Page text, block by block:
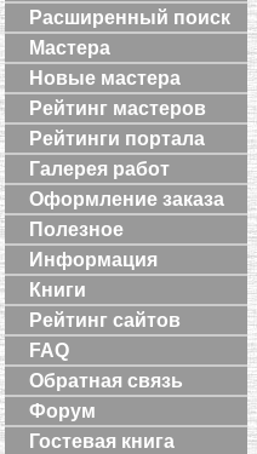
Расширенный поиск
Мастера
Новые мастера
Рейтинг мастеров
Рейтинги портала
Галерея работ
Оформление заказа
Полезное
Информация
Книги
Рейтинг сайтов
FAQ
Обратная связь
Форум
Гостевая книга